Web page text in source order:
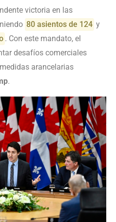
victoria en las
80 asientos de 124 y
. Con este mandato, el
desafíos comerciales
arancelarias
.